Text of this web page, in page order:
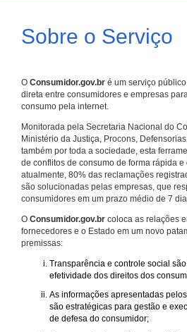
Sobre o Serviço
O Consumidor.gov.br é um serviço
direta entre consumidores e empresas
consumo pela internet.
Monitorada pela Secretaria Nacional do
Ministério da Justiça, Procons,
também por toda a sociedade, esta
de conflitos de consumo de forma rápida
atualmente, 80% das reclamações
são solucionadas pelas empresas, que
consumidores em um prazo médio de 7
O Consumidor.gov.br coloca as relações
fornecedores e o Estado em um novo
premissas:
Transparência e controle social
efetividade dos direitos dos
As informações apresentadas
são estratégicas para gestão e
de defesa do consumidor;